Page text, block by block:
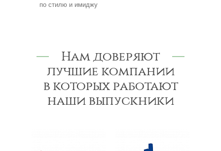
Нам доверяют
лучшие компании
в которых работают
наши выпускники